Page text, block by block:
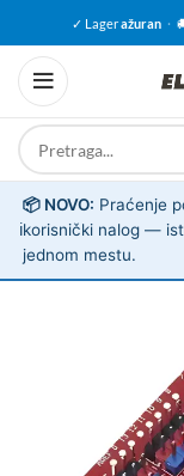
✓ Lageražuran ·
ℹ️
📦 NOVO: Praćenje
korisnički nalog —
jednom mestu.